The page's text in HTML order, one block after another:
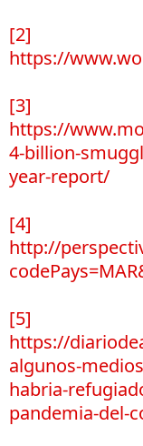
[2]
https://
[3]
https://
4-billion-
year-report/
[4]
http://
[5]
https://
algunos-
habria-
pandemia-del-